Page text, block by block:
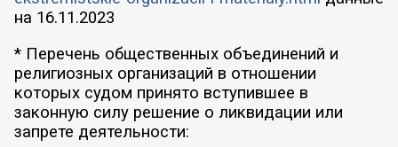
на 16.11.2023
* Перечень общественных объединений и
религиозных организаций в отношении
которых судом принято вступившее в
законную силу решение о ликвидации или
запрете деятельности: